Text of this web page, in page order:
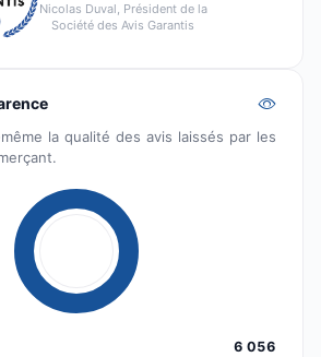
Nicolas Duval, Président de la
Société des Avis Garantis
la qualité des avis laissés par les
6 056